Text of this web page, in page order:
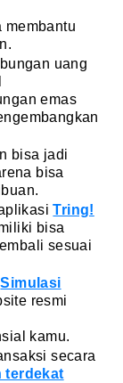
membantu
uang
emas
bisa jadi
bisa
Tring!
bisa
sesuai
Simulasi
resmi
kamu.
secara
terdekat